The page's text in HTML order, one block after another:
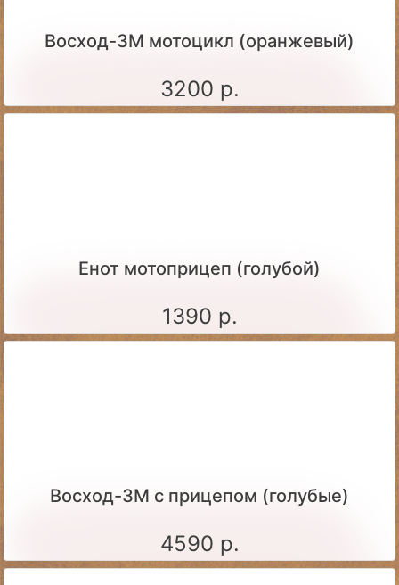
Восход-3М мотоцикл (оранжевый)
3200 р.
Енот мотоприцеп (голубой)
1390 р.
Восход-3М с прицепом (голубые)
4590 р.